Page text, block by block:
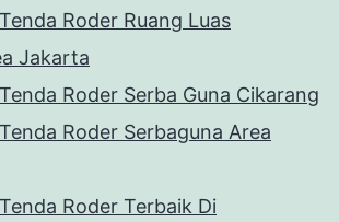
Roder Ruang Luas
Jakarta
Roder Serba Guna Cikarang
Roder Serbaguna Area
Roder Terbaik Di